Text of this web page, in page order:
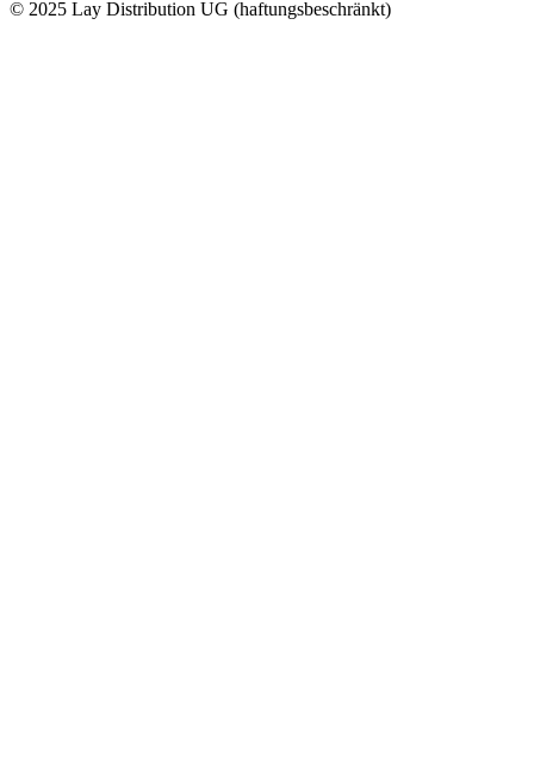
© 2025 Lay Distribution UG (haftungsbeschränkt)